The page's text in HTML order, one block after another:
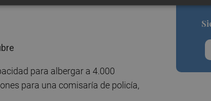
para albergar a 4.000
para una comisaría de policía,